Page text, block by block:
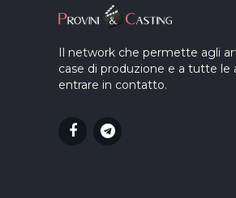
Il network che permette agli
case di produzione e a tutte
entrare in contatto.